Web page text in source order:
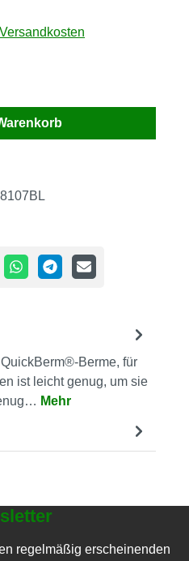
den gewünschten
Berme, für
ist leicht genug, um sie
Mehr
regelmäßig erscheinenden